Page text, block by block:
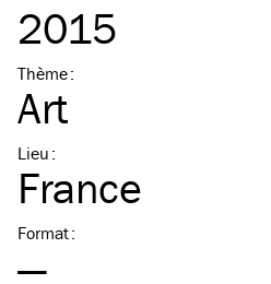
2015
Thème:
Art
Lieu :
France
Format:
—